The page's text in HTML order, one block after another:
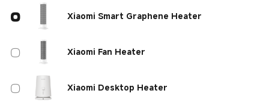
Xiaomi Smart Graphene Heater
Xiaomi Fan Heater
Xiaomi Desktop Heater